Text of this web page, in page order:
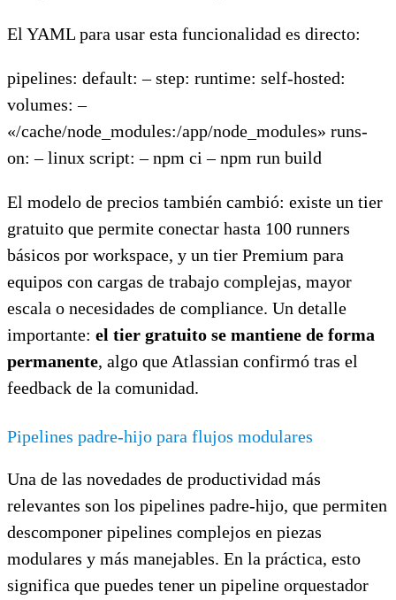
El YAML para usar esta funcionalidad es directo:
pipelines: default: – step: runtime: self-hosted:
volumes: –
«/cache/node_modules:/app/node_modules» runs-
on: – linux script: – npm ci – npm run build
El modelo de precios también cambió: existe un tier
gratuito que permite conectar hasta 100 runners
básicos por workspace, y un tier Premium para
equipos con cargas de trabajo complejas, mayor
escala o necesidades de compliance. Un detalle
importante: el tier gratuito se mantiene de forma
permanente, algo que Atlassian confirmó tras el
feedback de la comunidad.
Pipelines padre-hijo para flujos modulares
Una de las novedades de productividad más
relevantes son los pipelines padre-hijo, que permiten
descomponer pipelines complejos en piezas
modulares y más manejables. En la práctica, esto
significa que puedes tener un pipeline orquestador